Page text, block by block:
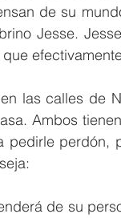
de su
Jesse.
las calles de
Ambos
pedirle perdón,
de su